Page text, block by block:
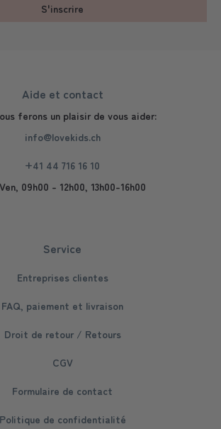
S'inscrire
Aide et contact
ferons un plaisir de vous aider:
info@lovekids.ch
+41 44 716 16 10
09h00 - 12h00, 13h00-16h00
Service
Entreprises clientes
FAQ, paiement et livraison
Droit de retour / Retours
CGV
Formulaire de contact
Politique de confidentialité